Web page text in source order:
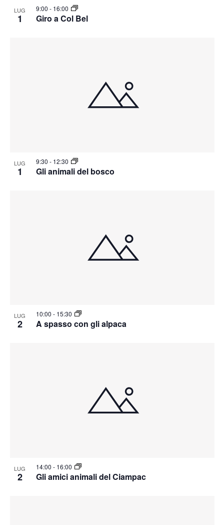
LUG
1 Giro a Col Bel
9:00 - 16:00
LUG
1 Gli animali del bosco
9:30 - 12:30
LUG
2 A spasso con gli alpaca
10:00 - 15:30
LUG
2 Gli amici animali del Ciampac
14:00 - 16:00